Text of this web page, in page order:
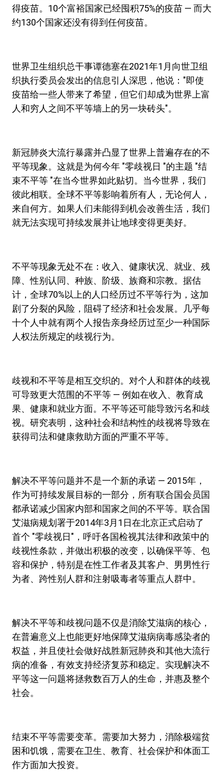
得疫苗。10个富裕国家已经囤积75%的疫苗 — 而大
约130个国家还没有得到任何疫苗。
世界卫生组织总干事谭德塞在2021年1月向世卫组
织执行委员会发出的信息引人深思，他说："即使
疫苗给一些人带来了希望，但它们却成为世界上富
人和穷人之间不平等墙上的另一块砖头"。
新冠肺炎大流行暴露并凸显了世界上普遍存在的不
平等现象。这就是为何今年 "零歧视日 "的主题 "结
束不平等 "在当今世界如此贴切。当今世界，我们
彼此相联。全球不平等影响着所有人，无论何人，
来自何方。如果人们未能得到机会改善生活，我们
就无法实现可持续发展并让地球变得更美好。
不平等现象无处不在：收入、健康状况、就业、残
障、性别认同、种族、阶级、族裔和宗教。据估
计，全球70%以上的人口经历过不平等行为，这加
剧了分裂的风险，阻碍了经济和社会发展。几乎每
十个人中就有两个人报告亲身经历过至少一种国际
人权法所规定的歧视行为。
歧视和不平等是相互交织的。对个人和群体的歧视
可导致更大范围的不平等 — 例如在收入、教育成
果、健康和就业方面。不平等还可能导致污名和歧
视。研究表明，这种社会和结构性的歧视将导致在
获得司法和健康救助方面的严重不平等。
解决不平等问题并不是一个新的承诺 — 2015年，
作为可持续发展目标的一部分，所有联合国会员国
都承诺减少国家内部和国家之间的不平等。联合国
艾滋病规划署于2014年3月1日在北京正式启动了
首个 "零歧视日"，呼吁各国检视其法律和政策中的
歧视性条款，并做出积极的改变，以确保平等、包
容和保护，特别是在性工作者及其客户、男男性行
为者、跨性别人群和注射吸毒者等重点人群中。
解决不平等和歧视问题不仅是消除艾滋病的核心，
在普遍意义上也能更好地保障艾滋病病毒感染者的
权益，并且使社会做好战胜新冠肺炎和其他大流行
病的准备，有效支持经济复苏和稳定。实现解决不
平等这一问题将拯救数百万人的生命，并惠及整个
社会。
结束不平等需要变革。需要加大努力，消除极端贫
困和饥饿，需要在卫生、教育、社会保护和体面工
作方面加大投资。